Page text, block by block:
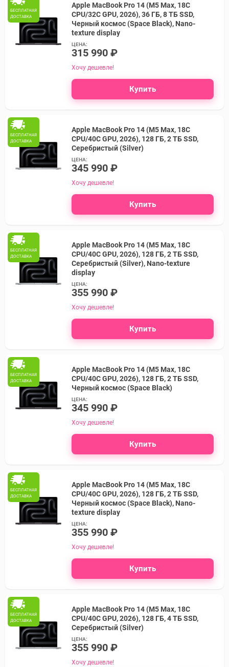
БЕСПЛАТНАЯ
ДОСТАВКА
Apple MacBook Pro 14 (M5 Max, 18C
CPU/32C GPU, 2026), 36 ГБ, 8 ТБ SSD,
Черный космос (Space Black), Nano-
texture display
ЦЕНА:
315 990 ₽
Хочу дешевле!
Купить
БЕСПЛАТНАЯ
ДОСТАВКА
Apple MacBook Pro 14 (M5 Max, 18C
CPU/40C GPU, 2026), 128 ГБ, 2 ТБ SSD,
Серебристый (Silver)
ЦЕНА:
345 990 ₽
Хочу дешевле!
Купить
БЕСПЛАТНАЯ
ДОСТАВКА
Apple MacBook Pro 14 (M5 Max, 18C
CPU/40C GPU, 2026), 128 ГБ, 2 ТБ SSD,
Серебристый (Silver), Nano-texture
display
ЦЕНА:
355 990 ₽
Хочу дешевле!
Купить
БЕСПЛАТНАЯ
ДОСТАВКА
Apple MacBook Pro 14 (M5 Max, 18C
CPU/40C GPU, 2026), 128 ГБ, 2 ТБ SSD,
Черный космос (Space Black)
ЦЕНА:
345 990 ₽
Хочу дешевле!
Купить
БЕСПЛАТНАЯ
ДОСТАВКА
Apple MacBook Pro 14 (M5 Max, 18C
CPU/40C GPU, 2026), 128 ГБ, 2 ТБ SSD,
Черный космос (Space Black), Nano-
texture display
ЦЕНА:
355 990 ₽
Хочу дешевле!
Купить
БЕСПЛАТНАЯ
ДОСТАВКА
Apple MacBook Pro 14 (M5 Max, 18C
CPU/40C GPU, 2026), 128 ГБ, 4 ТБ SSD,
Серебристый (Silver)
ЦЕНА:
355 990 ₽
Хочу дешевле!